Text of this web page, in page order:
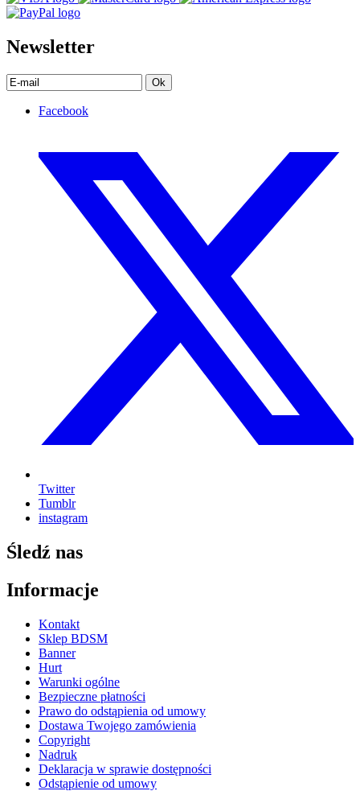
Newsletter
Ok
Facebook
Twitter
Tumblr
instagram
Śledź nas
Informacje
Kontakt
Sklep BDSM
Banner
Hurt
Warunki ogólne
Bezpieczne płatności
Prawo do odstąpienia od umowy
Dostawa Twojego zamówienia
Copyright
Nadruk
Deklaracja w sprawie dostępności
Odstąpienie od umowy